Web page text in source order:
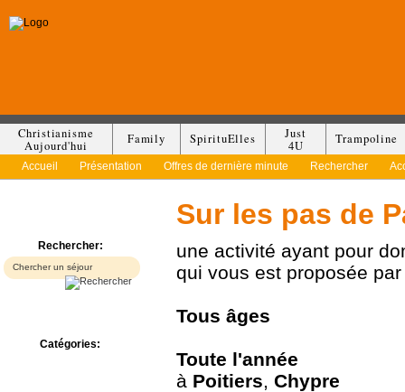
Christianisme
Aujourd'hui
Family SpirituElles
Just
4U
Trampoline
Accueil Présentation Offres de dernière minute Rechercher
Rechercher:
Catégories:
Sur les pas de
une activité ayant pour
qui vous est proposée
Tous âges
Toute l'année
à Poitiers, Chypre